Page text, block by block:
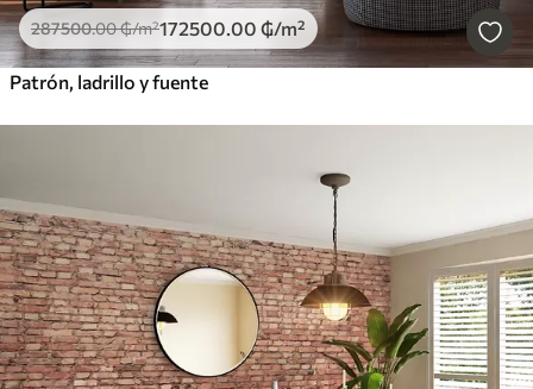
287500.00₲/m²172500.00 ₲/m²
Patrón, ladrillo y fuente